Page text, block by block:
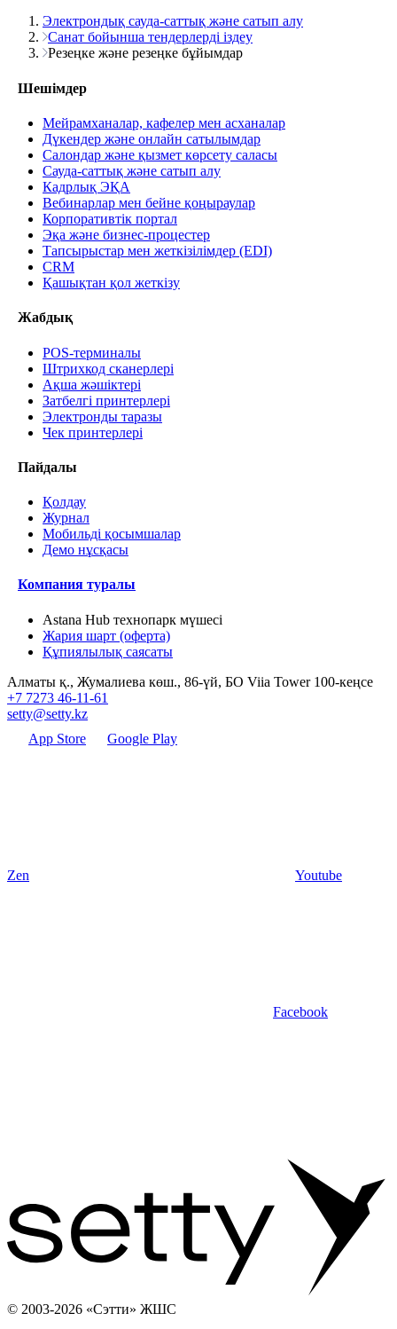
Электрондық сауда-саттық және сатып алу
Санат бойынша тендерлерді іздеу
Резеңке және резеңке бұйымдар
Шешімдер
Мейрамханалар, кафелер мен асханалар
Дүкендер және онлайн сатылымдар
Салондар және қызмет көрсету саласы
Сауда-саттық және сатып алу
Кадрлық ЭҚА
Вебинарлар мен бейне қоңыраулар
Корпоративтік портал
Эқа және бизнес-процестер
Тапсырыстар мен жеткізілімдер (EDI)
CRM
Қашықтан қол жеткізу
Жабдық
POS-терминалы
Штрихкод сканерлері
Ақша жәшіктері
Затбелгі принтерлері
Электронды таразы
Чек принтерлері
Пайдалы
Қолдау
Журнал
Мобильді қосымшалар
Демо нұсқасы
Компания туралы
Astana Hub технопарк мүшесі
Жария шарт (оферта)
Құпиялылық саясаты
Алматы қ., Жумалиева көш., 86-үй, БО Viia Tower 100-кеңсе
+7 7273 46-11-61
setty@setty.kz
App Store
Google Play
Zen Youtube
Facebook
© 2003-2026 «Сэтти» ЖШС